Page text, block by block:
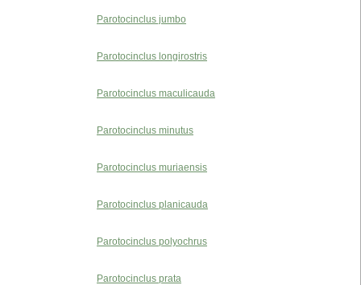
Parotocinclus jumbo
Parotocinclus longirostris
Parotocinclus maculicauda
Parotocinclus minutus
Parotocinclus muriaensis
Parotocinclus planicauda
Parotocinclus polyochrus
Parotocinclus prata